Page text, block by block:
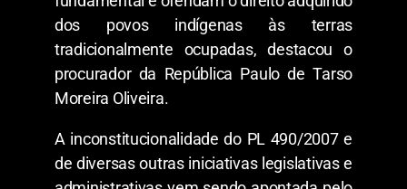
dos povos indígenas às terras
tradicionalmente ocupadas, destacou o
procurador da República Paulo de Tarso
Moreira Oliveira.
A inconstitucionalidade do PL 490/2007 e
de diversas outras iniciativas legislativas e